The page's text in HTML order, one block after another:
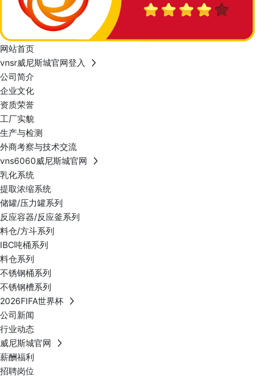
网站首页
vnsr威尼斯城官网登入
公司简介
企业文化
资质荣誉
工厂实貌
生产与检测
外商考察与技术交流
vns6060威尼斯城官网
乳化系统
提取浓缩系统
储罐/压力罐系列
反应容器/反应釜系列
料仓/方斗系列
IBC吨桶系列
料仓系列
不锈钢桶系列
不锈钢槽系列
2026FIFA世界杯
公司新闻
行业动态
威尼斯城官网
薪酬福利
招聘岗位